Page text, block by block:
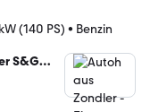
(140 PS) • Benzin
S&G